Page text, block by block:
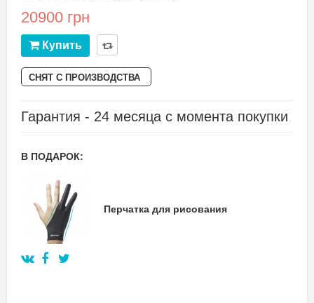
20900 грн
Купить
СНЯТ С ПРОИЗВОДСТВА
Гарантия - 24 месяца с момента покупки
В ПОДАРОК:
Перчатка для рисования